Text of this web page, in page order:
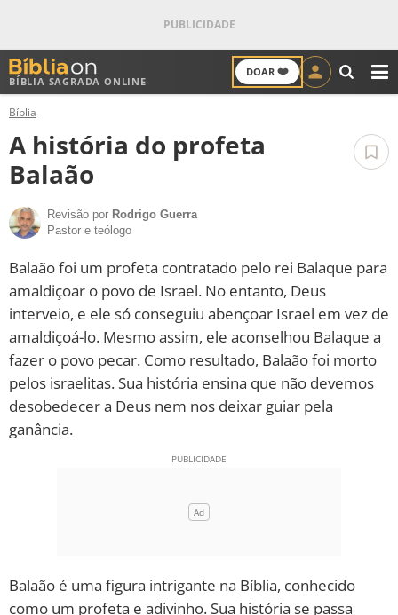
BÍBLIA SAGRADA ONLINE
DOAR ❤️
ANTIGO TESTAMENTO
NOVO TESTAMENTO
VERSÍCULOS
PALAVRA DO DIA
SALMO DO DIA
DEVOCIONAL DIÁRIO
10 MANDAMENTOS
PERGUNTE À BÍBLIA
Bíblia
A história do profeta
Balaão
Revisão por Rodrigo Guerra
Pastor e teólogo
Balaão foi um profeta contratado pelo rei Balaque para
amaldiçoar o povo de Israel. No entanto, Deus
interveio, e ele só conseguiu abençoar Israel em vez de
amaldiçoá-lo. Mesmo assim, ele aconselhou Balaque a
fazer o povo pecar. Como resultado, Balaão foi morto
pelos israelitas. Sua história ensina que não devemos
desobedecer a Deus nem nos deixar guiar pela
ganância.
Balaão é uma figura intrigante na Bíblia, conhecido
como um profeta e adivinho. Sua história se passa